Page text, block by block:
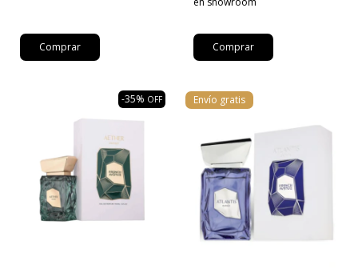
Comprar
-35% OFF Envío gratis